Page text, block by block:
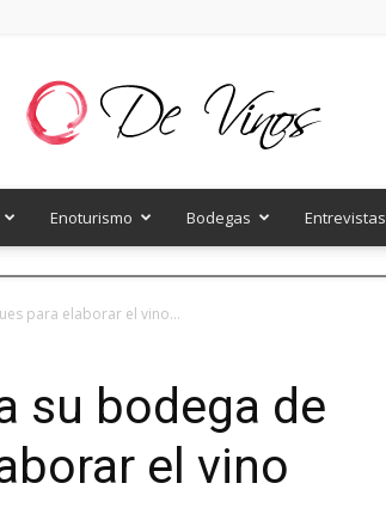
Vinos
Enoturismo Bodegas Entrevistas
para elaborar el vino...
su bodega de
el vino